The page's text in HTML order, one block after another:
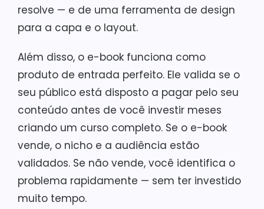
resolve — e de uma ferramenta de design
para a capa e o layout.
Além disso, o e-book funciona como
produto de entrada perfeito. Ele valida se o
seu público está disposto a pagar pelo seu
conteúdo antes de você investir meses
criando um curso completo. Se o e-book
vende, o nicho e a audiência estão
validados. Se não vende, você identifica o
problema rapidamente — sem ter investido
muito tempo.